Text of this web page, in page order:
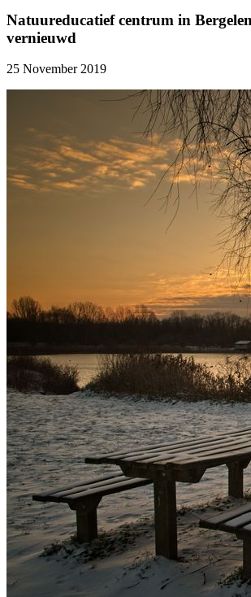
Natuureducatief centrum in
vernieuwd
25 November 2019